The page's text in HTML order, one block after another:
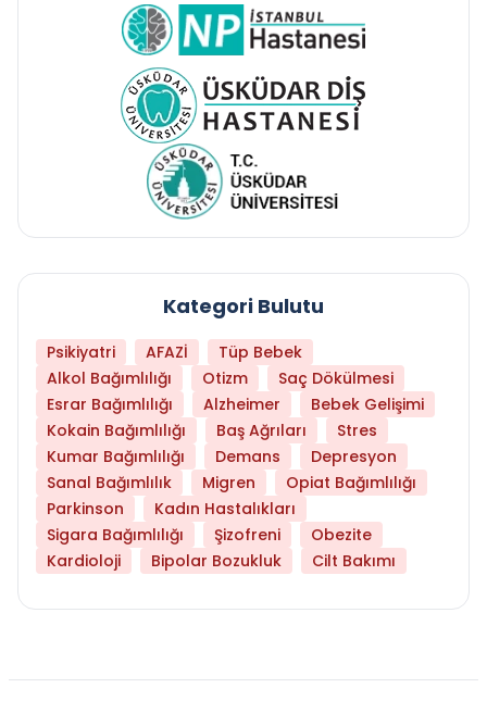
Kategori Bulutu
Psikiyatri AFAZİ
Tüp Bebek
Alkol Bağımlılığı
Otizm
Saç Dökülmesi
Esrar Bağımlılığı
Alzheimer
Bebek Gelişimi
Kokain Bağımlılığı
Baş Ağrıları
Stres
Kumar Bağımlılığı
Demans
Depresyon
Sanal Bağımlılık
Migren
Opiat Bağımlılığı
Parkinson
Kadın Hastalıkları
Sigara Bağımlılığı
Şizofreni
Obezite
Kardioloji
Bipolar Bozukluk Cilt Bakımı